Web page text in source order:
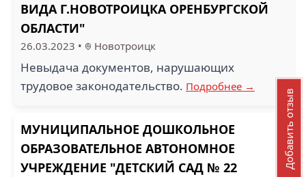
ВИДА Г.НОВОТРОИЦКА ОРЕНБУРГСКОЙ
ОБЛАСТИ"
26.03.2023 • Новотроицк
Невыдача документов, нарушающих
трудовое законодательство. Подробнее →
МУНИЦИПАЛЬНОЕ ДОШКОЛЬНОЕ
ОБРАЗОВАТЕЛЬНОЕ АВТОНОМНОЕ
УЧРЕЖДЕНИЕ "ДЕТСКИЙ САД № 22
Добавить отзыв